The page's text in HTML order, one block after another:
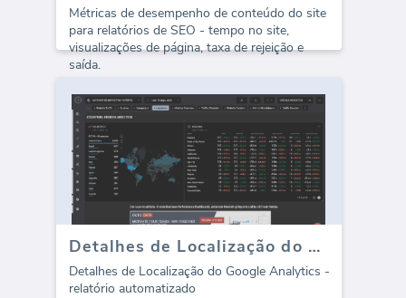
Métricas de desempenho de conteúdo do site
para relatórios de SEO - tempo no site,
visualizações de página, taxa de rejeição e
saída.
Detalhes de Localização do Google Analytics (relatório)
Detalhes de Localização do Google Analytics -
relatório automatizado